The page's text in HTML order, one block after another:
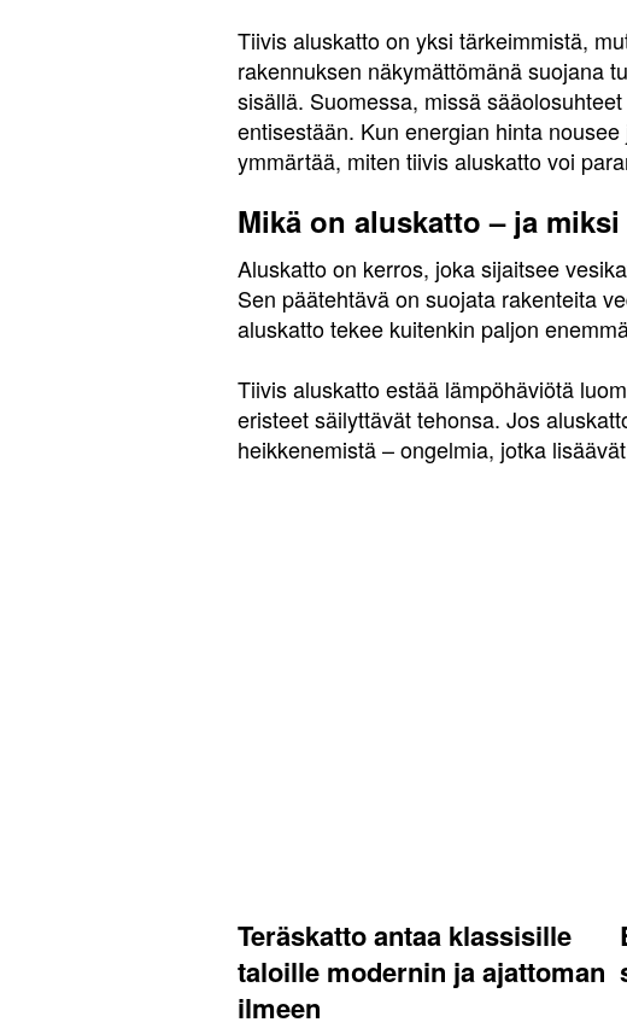
Tiivis aluskatto on yksi tärkeimmistä,
rakennuksen näkymättömänä suojana
sisällä. Suomessa, missä
entisestään. Kun energian hinta
ymmärtää, miten tiivis aluskatto voi
Mikä on aluskatto – ja
Aluskatto on kerros, joka sijaitsee
Sen päätehtävä on suojata rakenteita
aluskatto tekee kuitenkin paljon
Tiivis aluskatto estää lämpöhäviötä
eristeet säilyttävät tehonsa. Jos
heikkenemistä – ongelmia, jotka
Teräskatto antaa klassisille
taloille modernin ja ajattoman
ilmeen